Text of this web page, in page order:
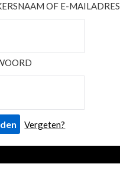
OF E-MAILADRES
Vergeten?